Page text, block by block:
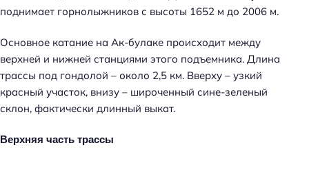
поднимает горнолыжников с высоты 1652 м до 2006 м.
Основное катание на Ак-булаке происходит между
верхней и нижней станциями этого подъемника. Длина
трассы под гондолой – около 2,5 км. Вверху – узкий
красный участок, внизу – широченный сине-зеленый
склон, фактически длинный выкат.
Верхняя часть трассы